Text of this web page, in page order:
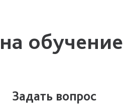
обучение
Задать вопрос